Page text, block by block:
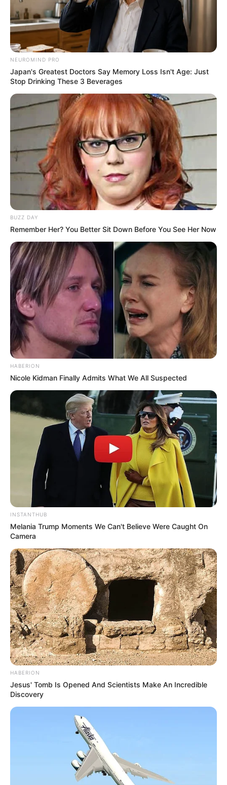
NEUROMIND PRO
Japan's Greatest Doctors Say Memory Loss Isn't Age: Just
Stop Drinking These 3 Beverages
BUZZ DAY
Remember Her? You Better Sit Down Before You See Her Now
HABERION
Nicole Kidman Finally Admits What We All Suspected
INSTANTHUB
Melania Trump Moments We Can't Believe Were Caught On
Camera
HABERION
Jesus' Tomb Is Opened And Scientists Make An Incredible
Discovery